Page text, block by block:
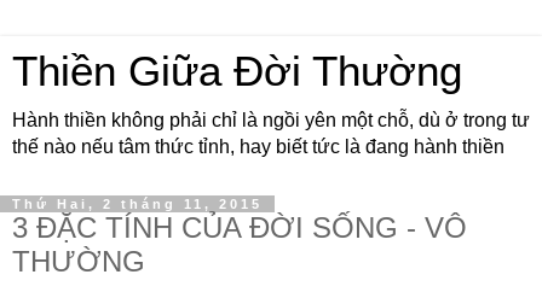
Thiền Giữa Đời Thường
Hành thiền không phải chỉ là ngồi yên một chỗ, dù ở trong tư
thế nào nếu tâm thức tỉnh, hay biết tức là đang hành thiền
Thứ Hai, 2 tháng 11, 2015
3 ĐẶC TÍNH CỦA ĐỜI SỐNG - VÔ
THƯỜNG